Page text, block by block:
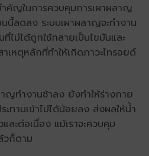
คัญในการควบคุมการเผาผลาญ
นี้ลดลง ระบบเผาผลาญจะทำงาน
ไม่ได้ถูกใช้กลายเป็นไขมันและ
เหตุหลักที่ทำให้เกิดภาวะไทรอยด์
ญทำงานช้าลง ยังทำให้ร่างกาย
ทานเข้าไปได้น้อยลง ส่งผลให้น้ำ
ละต่อเนื่อง แม้เราจะควบคุม
วก็ตาม